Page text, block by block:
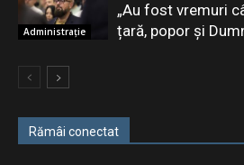
Administrație
„Au fost vremuri
țară, popor și
Rămâi conectat